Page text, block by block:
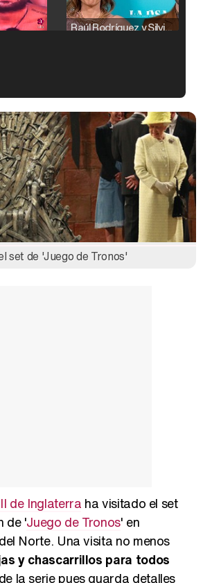
Raúl Rodríguez y Silvia Taulés nos cuentan su papel en 'La familia de la tele'
Carlota Corredera y Javier de Hoyos: "La tele tiene que representar al público también y aquí están todos los perfiles posibles&quo;
Magdalena de Suecia responde a las críticas y explica por qué le han permitido lanzar su propio negocio
set de 'Juego de Tronos'
de Inglaterra ha visitado el set
de 'Juego de Tronos' en
Norte. Una visita no menos
y chascarrillos para todos
de la serie pues guarda detalles